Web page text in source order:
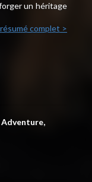
un héritage
complet >